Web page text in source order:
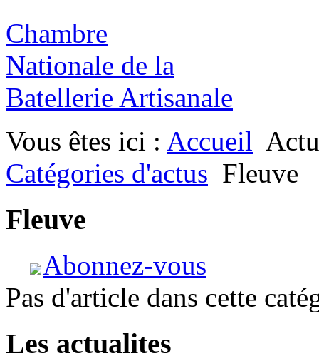
Chambre
Nationale de la
Batellerie Artisanale
Vous êtes ici : Accueil
Catégories d'actus Fleuve
Fleuve
Abonnez-vous
Pas d'article dans cette
Les actualites